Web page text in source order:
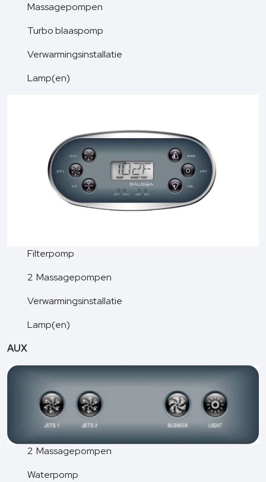
Massagepompen
Turbo blaaspomp
Verwarmingsinstallatie
Lamp(en)
Filterpomp
2 Massagepompen
Verwarmingsinstallatie
Lamp(en)
AUX
2 Massagepompen
Waterpomp